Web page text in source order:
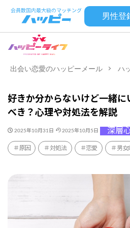
男性登
出会い恋愛のハッピーメール ハ
好きか分からないけど一緒に
べき？心理や対処法を解説
2025年10月31日 2025年10月5日 深層
原因 対処法 恋愛 男女